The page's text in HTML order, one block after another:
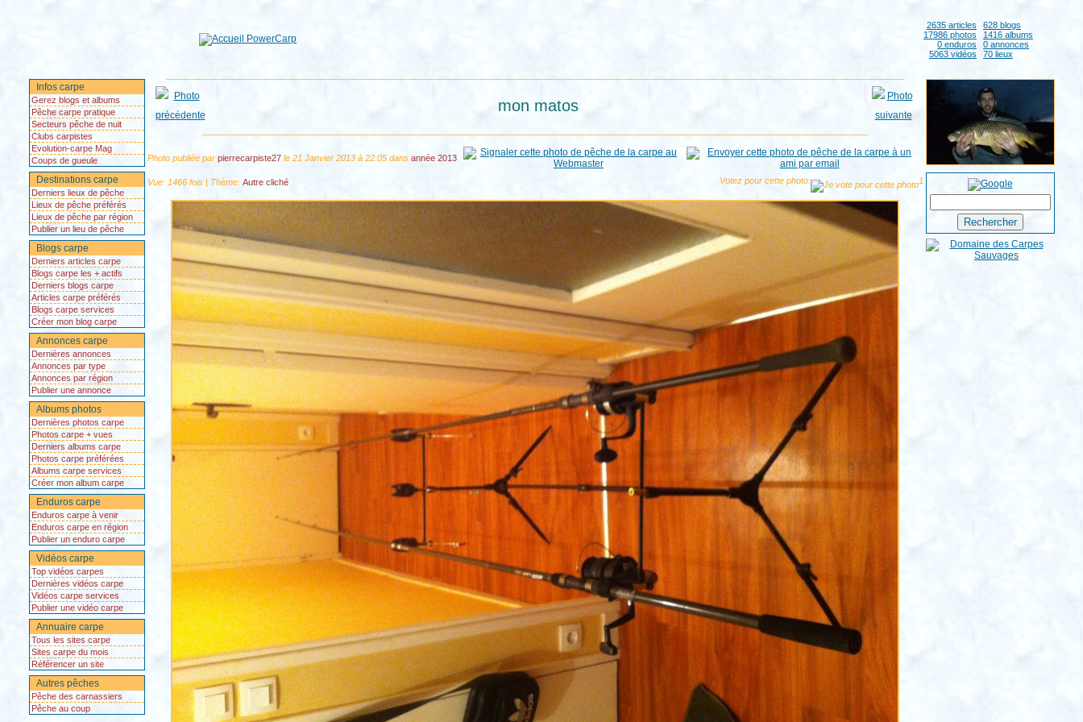
2635 articles
628 blogs
17986 photos
1416 albums
0 enduros
0 annonces
5063 vidéos
70 lieux
Infos carpe
Gerez blogs et albums
Pêche carpe pratique
Secteurs pêche de nuit
Clubs carpistes
Evolution-carpe Mag
Coups de gueule
Destinations carpe
Derniers lieux de pêche
Lieux de pêche préférés
Lieux de pêche par région
Publier un lieu de pêche
Blogs carpe
Derniers articles carpe
Blogs carpe les + actifs
Derniers blogs carpe
Articles carpe préférés
Blogs carpe services
Créer mon blog carpe
Annonces carpe
Dernières annonces
Annonces par type
Annonces par région
Publier une annonce
Albums photos
Dernières photos carpe
Photos carpe + vues
Derniers albums carpe
Photos carpe préférées
Albums carpe services
Créer mon album carpe
Enduros carpe
Enduros carpe à venir
Enduros carpe en région
Publier un enduro carpe
Vidéos carpe
Top vidéos carpes
Dernières vidéos carpe
Vidéos carpe services
Publier une vidéo carpe
Annuaire carpe
Tous les sites carpe
Sites carpe du mois
Référencer un site
Autres pêches
Pêche des carnassiers
Pêche au coup
mon matos
Photo publiée par pierrecarpiste27le 21 Janvier 2013 à 22:05 dans année 2013
Vue: 1466 fois | Thème: Autre cliché Votez pour cette photo: 1